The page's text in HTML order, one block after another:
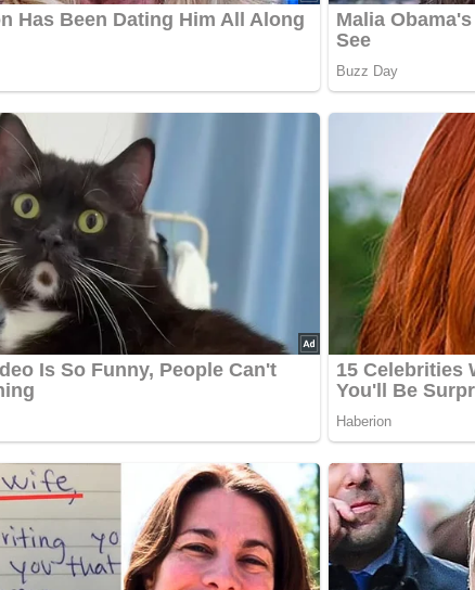
im Fett angeschwitzt und mit 1 Spritzer Essig versehen.
geben und zusammen zum Schluß zum Kochgut mischen.